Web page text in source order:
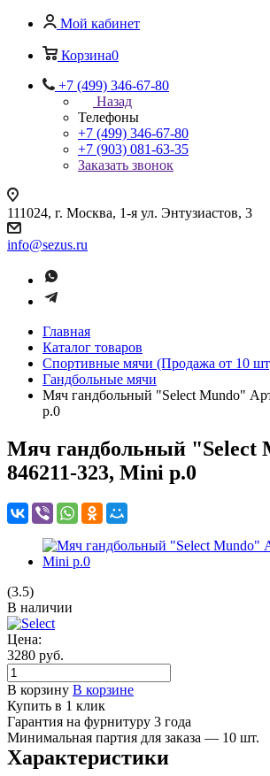
Мой кабинет
Корзина0
+7 (499) 346-67-80
Назад
Телефоны
+7 (499) 346-67-80
+7 (903) 081-63-35
Заказать звонок
111024, г. Москва, 1-я ул. Энтузиастов, 3
info@sezus.ru
Главная
Каталог товаров
Спортивные мячи (Продажа от 10
Гандбольные мячи
Мяч гандбольный "Select Mundo"
р.0
Мяч гандбольный "Select
846211-323, Mini р.0
(3.5)
В наличии
Цена:
3280 руб.
В корзину В корзине
Купить в 1 клик
Гарантия на фурнитуру 3 года
Минимальная партия для заказа — 10 шт.
Характеристики